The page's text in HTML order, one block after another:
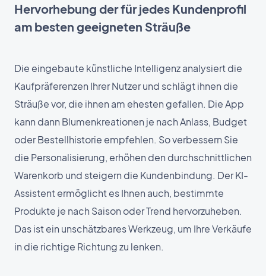
Hervorhebung der für jedes Kundenprofil
am besten geeigneten Sträuße
Die eingebaute künstliche Intelligenz analysiert die
Kaufpräferenzen Ihrer Nutzer und schlägt ihnen die
Sträuße vor, die ihnen am ehesten gefallen. Die App
kann dann Blumenkreationen je nach Anlass, Budget
oder Bestellhistorie empfehlen. So verbessern Sie
die Personalisierung, erhöhen den durchschnittlichen
Warenkorb und steigern die Kundenbindung. Der KI-
Assistent ermöglicht es Ihnen auch, bestimmte
Produkte je nach Saison oder Trend hervorzuheben.
Das ist ein unschätzbares Werkzeug, um Ihre Verkäufe
in die richtige Richtung zu lenken.